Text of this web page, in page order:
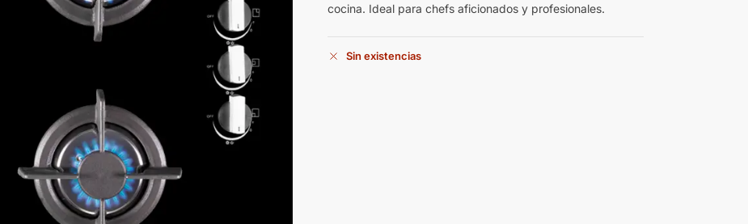
cocina. Ideal para chefs aficionados y profesionales.
Sin existencias